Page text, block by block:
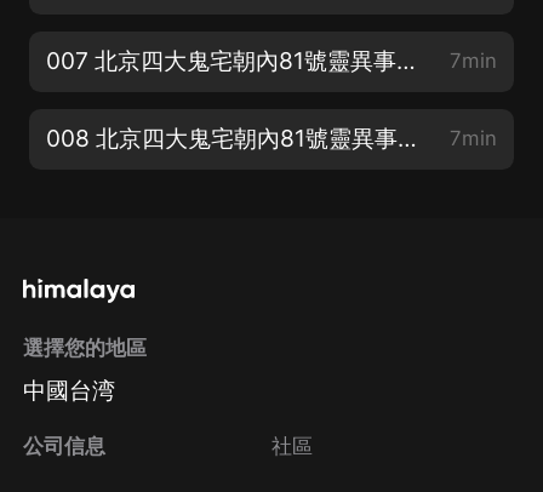
007 北京四大鬼宅朝內81號靈異事件1 7min
008 北京四大鬼宅朝內81號靈異事件2 7min
選擇您的地區
中國台湾
公司信息 社區